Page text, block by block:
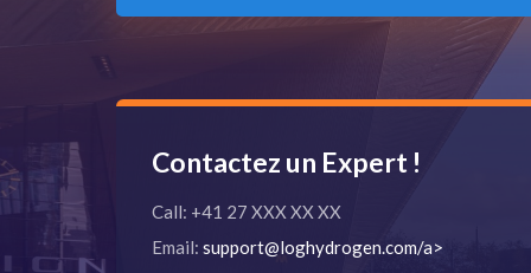
Contactez un Expert !
Call: +41 27 XXX XX XX
Email: support@loghydrogen.com/a>